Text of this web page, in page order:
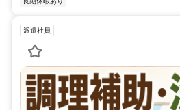
派遣社員